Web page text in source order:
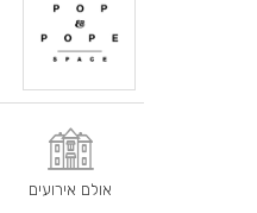
אולם אירועים